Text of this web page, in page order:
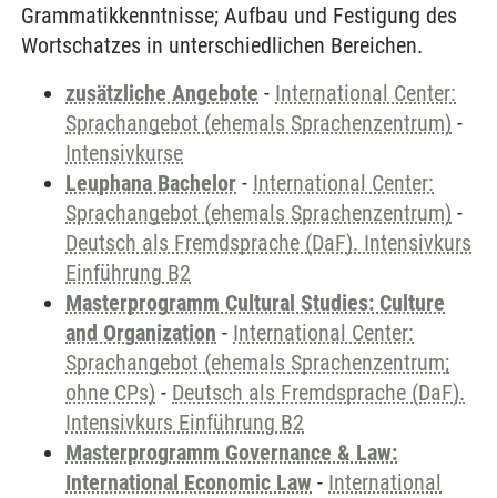
Grammatikkenntnisse; Aufbau und Festigung des
Wortschatzes in unterschiedlichen Bereichen.
zusätzliche Angebote - International Center:
Sprachangebot (ehemals Sprachenzentrum) -
Intensivkurse
Leuphana Bachelor - International Center:
Sprachangebot (ehemals Sprachenzentrum) -
Deutsch als Fremdsprache (DaF). Intensivkurs
Einführung B2
Masterprogramm Cultural Studies: Culture
and Organization - International Center:
Sprachangebot (ehemals Sprachenzentrum;
ohne CPs) - Deutsch als Fremdsprache (DaF).
Intensivkurs Einführung B2
Masterprogramm Governance & Law:
International Economic Law - International